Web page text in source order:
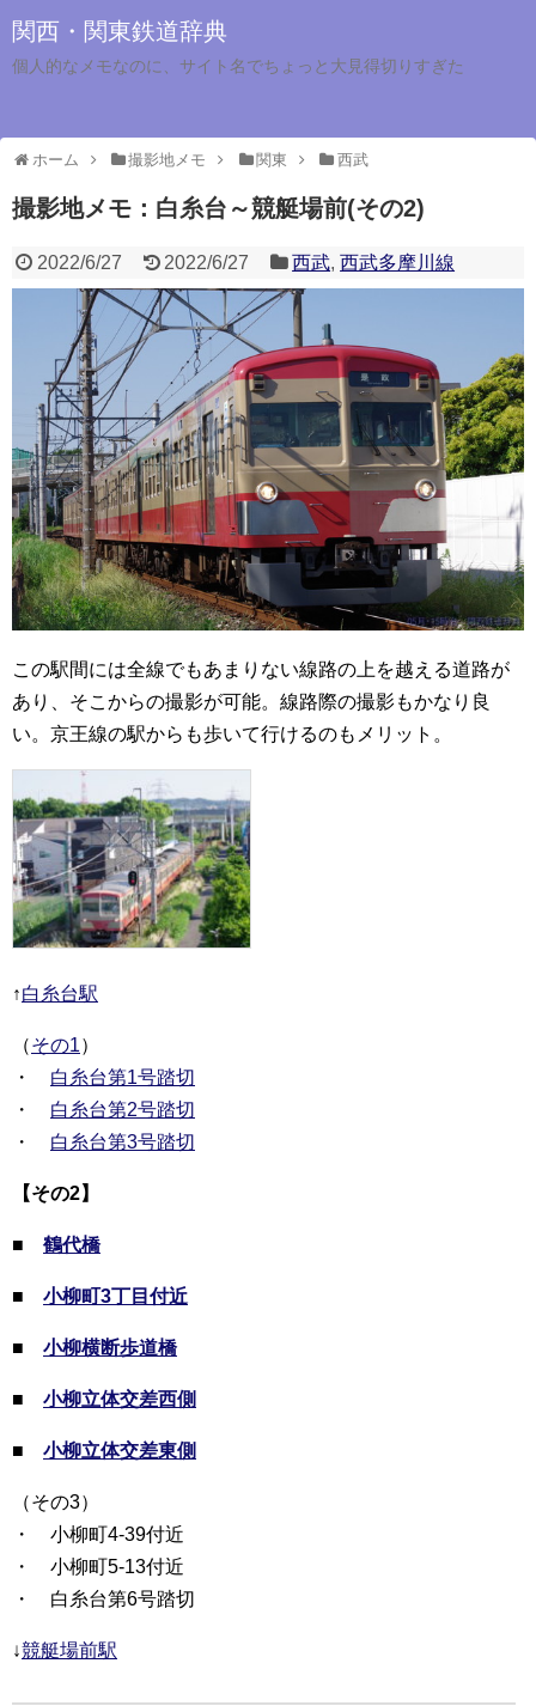
関西・関東鉄道辞典
個人的なメモなのに、サイト名でちょっと大見得切りすぎた
ホーム 撮影地メモ 関東 西武
撮影地メモ：白糸台～競艇場前(その2)
2022/6/27 2022/6/27 西武,西武多摩川線
この駅間には全線でもあまりない線路の上を越える道路が
あり、そこからの撮影が可能。線路際の撮影もかなり良
い。京王線の駅からも歩いて行けるのもメリット。
↑白糸台駅
（その1）
・ 白糸台第1号踏切
・ 白糸台第2号踏切
・ 白糸台第3号踏切
【その2】
■ 鶴代橋
■ 小柳町3丁目付近
■ 小柳横断歩道橋
■ 小柳立体交差西側
■ 小柳立体交差東側
（その3）
・ 小柳町4-39付近
・ 小柳町5-13付近
・ 白糸台第6号踏切
↓競艇場前駅